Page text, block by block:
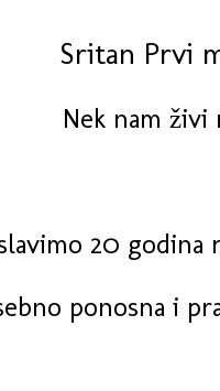
Sritan Prvi
Nek nam živi
20 godina
ponosna i